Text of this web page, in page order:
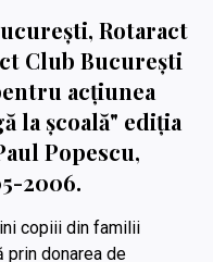
Rotaract
Club Bucureşti
acțiunea
la școală" ediția
Popescu,
2006.
copiii din familii
prin donarea de